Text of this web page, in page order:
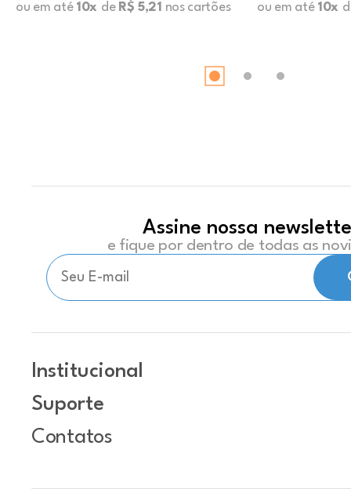
ou em até 10x de R$ 5,21 nos cartões
ou em até 10x
Assine nossa
e fique por dentro de todas as
Institucional
Suporte
Contatos